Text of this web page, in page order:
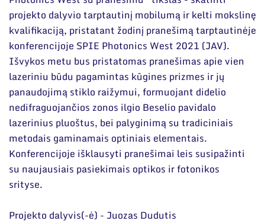
Narystė nacionalinėse ir tarptautinėse
organizacijose bei asociacijose
Moksliniai skyriai
Mokslinės publikacijos
Mokslo projektai
Patentai
Mokslo renginiai
Informacija studentams
Informacija moksleiviams ir mokytojams
projekto dalyvio tarptautinį mobilumą ir kelti mokslinę
kvalifikaciją, pristatant žodinį pranešimą tarptautinėje
konferencijoje SPIE Photonics West 2021 (JAV).
Išvykos metu bus pristatomas pranešimas apie vien
lazeriniu būdu pagamintas kūgines prizmes ir jų
panaudojimą stiklo raižymui, formuojant didelio
nedifraguojančios zonos ilgio Beselio pavidalo
lazerinius pluoštus, bei palyginimą su tradiciniais
metodais gaminamais optiniais elementais.
Konferencijoje išklausyti pranešimai leis susipažinti
su naujausiais pasiekimais optikos ir fotonikos
srityse.
Projekto dalyvis(-ė) - Juozas Dudutis